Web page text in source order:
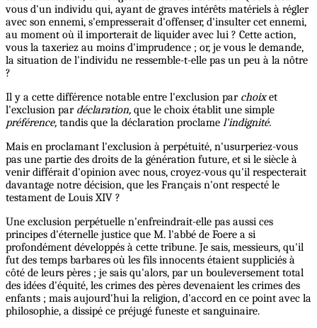
vous d'un individu qui, ayant de graves intérêts matériels à régler
avec son ennemi, s'empresserait d'offenser, d'insulter cet ennemi,
au moment où il importerait de liquider avec lui ? Cette action,
vous la taxeriez au moins d'imprudence ; or, je vous le demande,
la situation de l'individu ne ressemble-t-elle pas un peu à la nôtre
?
Il y a cette différence notable entre l'exclusion par choixet
l'exclusion par déclaration, que le choix établit une simple
préférence, tandis que la déclaration proclame l'indignité.
Mais en proclamant l'exclusion à perpétuité, n'usurperiez-vous
pas une partie des droits de la génération future, et si le siècle à
venir différait d'opinion avec nous, croyez-vous qu'il respecterait
davantage notre décision, que les Français n'ont respecté le
testament de Louis XIV ?
Une exclusion perpétuelle n'enfreindrait-elle pas aussi ces
principes d'éternelle justice que M. l'abbé de Foere a si
profondément développés à cette tribune. Je sais, messieurs, qu'il
fut des temps barbares où les fils innocents étaient suppliciés à
côté de leurs pères ; je sais qu'alors, par un bouleversement total
des idées d'équité, les crimes des pères devenaient les crimes des
enfants ; mais aujourd'hui la religion, d'accord en ce point avec la
philosophie, a dissipé ce préjugé funeste et sanguinaire.